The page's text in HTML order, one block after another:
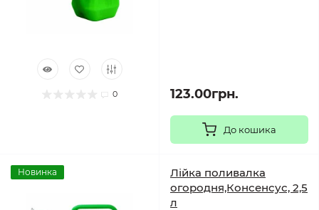
0 123.00грн.
До кошика
Новинка
Лійка поливалка
огородня,Консенсус, 2,5
л